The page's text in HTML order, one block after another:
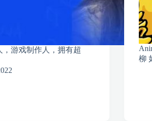
，游戏制作人，拥有超
柳